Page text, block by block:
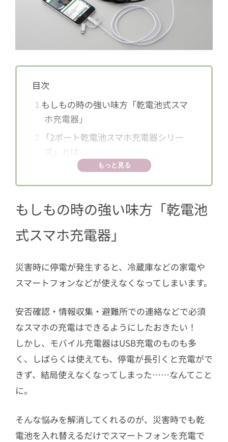
目次
1 もしもの時の強い味方「乾電池式スマ
ホ充電器」
2 「2ポート乾電池スマホ充電器シリー
ズ」とは
もっと見る
もしもの時の強い味方「乾電池
式スマホ充電器」
災害時に停電が発生すると、冷蔵庫などの家電や
スマートフォンなどが使えなくなってしまいます。
安否確認・情報収集・避難所での連絡などで必須
なスマホの充電はできるようにしたおきたい！
しかし、モバイル充電器はUSB充電のものも多
く、しばらくは使えても、停電が長引くと充電がで
きず、結局使えなくなってしまった……なんてこと
に。
そんな悩みを解消してくれるのが、災害時でも乾
電池を入れ替えるだけでスマートフォンを充電で